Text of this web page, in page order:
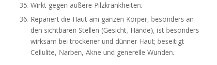
Wirkt gegen äußere Pilzkrankheiten.
Repariert die Haut am ganzen Körper, besonders an
den sichtbaren Stellen (Gesicht, Hände), ist besonders
wirksam bei trockener und dünner Haut; beseitigt
Cellulite, Narben, Akne und generelle Wunden.